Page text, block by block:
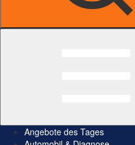
Angebote des Tages